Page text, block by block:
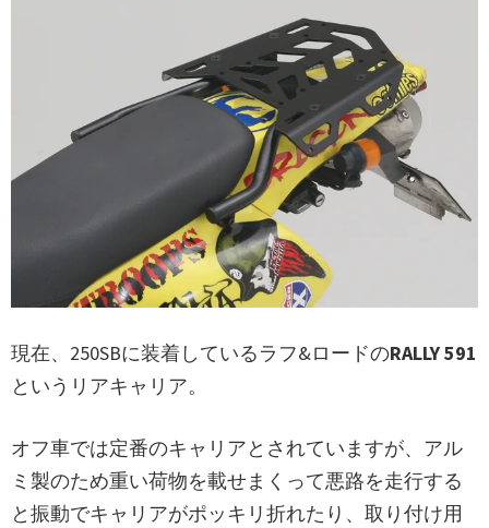
現在、250SBに装着しているラフ&ロードのRALLY 591
というリアキャリア。
オフ車では定番のキャリアとされていますが、アル
ミ製のため重い荷物を載せまくって悪路を走行する
と振動でキャリアがポッキリ折れたり、取り付け用